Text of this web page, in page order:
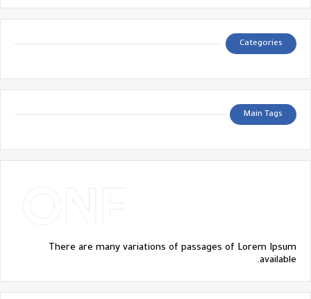
Categories
Main Tags
There are many variations of passages of Lorem Ipsum
available.